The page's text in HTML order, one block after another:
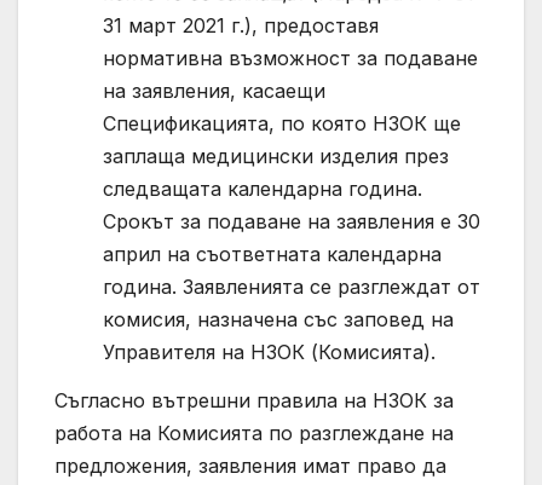
31 март 2021 г.), предоставя
нормативна възможност за подаване
на заявления, касаещи
Спецификацията, по която НЗОК ще
заплаща медицински изделия през
следващата календарна година.
Срокът за подаване на заявления е 30
април на съответната календарна
година. Заявленията се разглеждат от
комисия, назначена със заповед на
Управителя на НЗОК (Комисията).
Съгласно вътрешни правила на НЗОК за
работа на Комисията по разглеждане на
предложения, заявления имат право да